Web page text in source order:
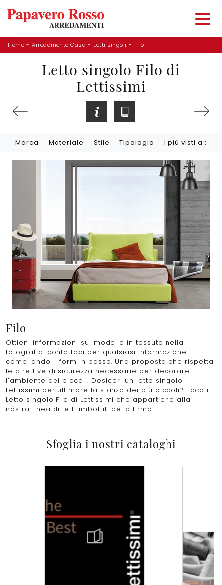
Home - Arredamento Casa - Letti singoli - Filo
Letto singolo Filo di
Lettissimi
Marca Materiale Stile Tipologia I più visti a :
Filo
Ottieni informazioni sul modello in tessuto nella
fotografia: contattaci per qualsiasi informazione
compilando il form in basso. Una proposta che rispetta
le direttive di sicurezza necessarie per decorare
l'ambiente dei piccoli. Desideri un letto singolo
Lettissimi per ultimare la stanza dei più piccoli? Eccoti il
Letto singolo Filo di Lettissimi che appartiene alla
nostra linea di letti imbottiti della firma.
Sfoglia i nostri cataloghi